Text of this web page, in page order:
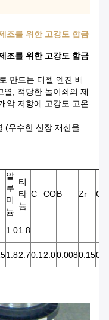
조를 위한 고강도 합금
조를 위한 고강도 합금
만드는 디젤 엔진 배
열, 적당한 놀이쇠의 제
악 저항에 고강도 고온
(우수한 신장 재산을
알
루
미
늄
티
타
늄
C COB Zr Cu
1.01.8
1.82.70.12.00.0080.150.2